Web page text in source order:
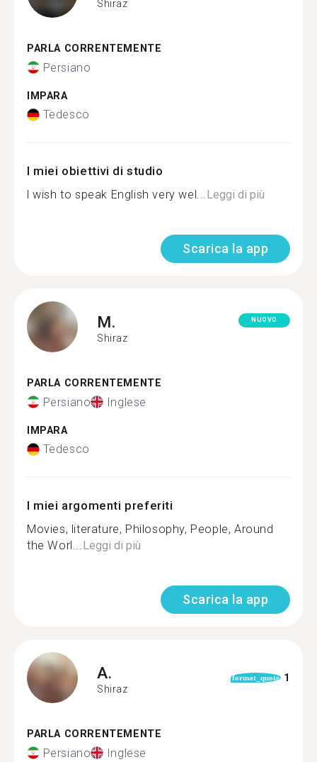
Shiraz
PARLA CORRENTEMENTE
Persiano
IMPARA
Tedesco
I miei obiettivi di studio
l wish to speak English very wel...Leggi di più
Scarica la app
M.
Shiraz
NUOVO
PARLA CORRENTEMENTE
Persiano Inglese
IMPARA
Tedesco
I miei argomenti preferiti
Movies, literature, Philosophy, People, Around
the Worl...Leggi di più
Scarica la app
A.
Shiraz
format_quote 1
PARLA CORRENTEMENTE
Persiano Inglese